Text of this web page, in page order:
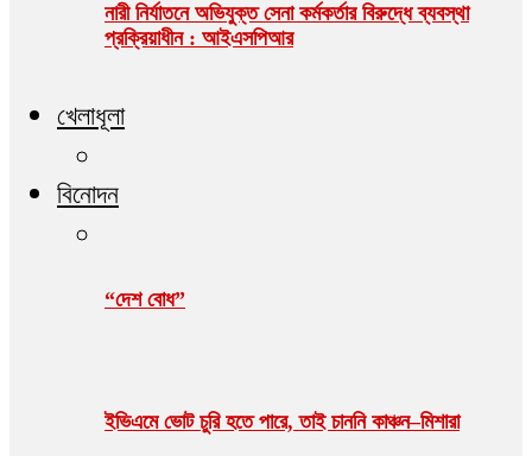
নারী নির্যাতনে অভিযুক্ত সেনা কর্মকর্তার বিরুদ্ধে ব্যবস্থা
প্রক্রিয়াধীন : আইএসপিআর
খেলাধূলা
বিনোদন
“দেশ বোধ”
ইভিএমে ভোট চুরি হতে পারে, তাই চাননি কাঞ্চন–মিশারা